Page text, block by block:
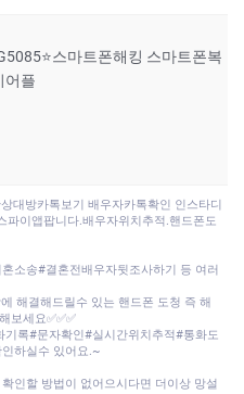
스마트폰해킹 스마트폰복
어플
대방카톡보기 배우자카톡확인 인스타디
파이앱팝니다.배우자위치추적.핸드폰도
소송#결혼전배우자뒷조사하기 등 여러
해결해드릴수 있는 핸드폰 도청 즉 해
보세요✅✅✅
록#문자확인#실시간위치추적#통화도
하실수 있어요.~
인할 방법이 없어으시다면 더이상 망설